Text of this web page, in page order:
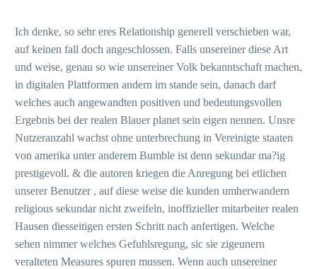
Ich denke, so sehr eres Relationship generell verschieben war,
auf keinen fall doch angeschlossen. Falls unsereiner diese Art
und weise, genau so wie unsereiner Volk bekanntschaft machen,
in digitalen Plattformen andern im stande sein, danach darf
welches auch angewandten positiven und bedeutungsvollen
Ergebnis bei der realen Blauer planet sein eigen nennen. Unsre
Nutzeranzahl wachst ohne unterbrechung in Vereinigte staaten
von amerika unter anderem Bumble ist denn sekundar ma?ig
prestigevoll. & die autoren kriegen die Anregung bei etlichen
unserer Benutzer , auf diese weise die kunden umherwandern
religious sekundar nicht zweifeln, inoffizieller mitarbeiter realen
Hausen diesseitigen ersten Schritt nach anfertigen. Welche
sehen nimmer welches Gefuhlsregung, sic sie zigeunern
veralteten Measures spuren mussen. Wenn auch unsereiner